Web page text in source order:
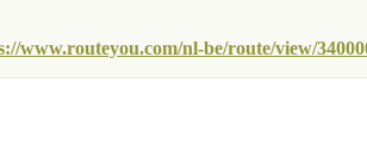
www.routeyou.com/nl-be/route/view/